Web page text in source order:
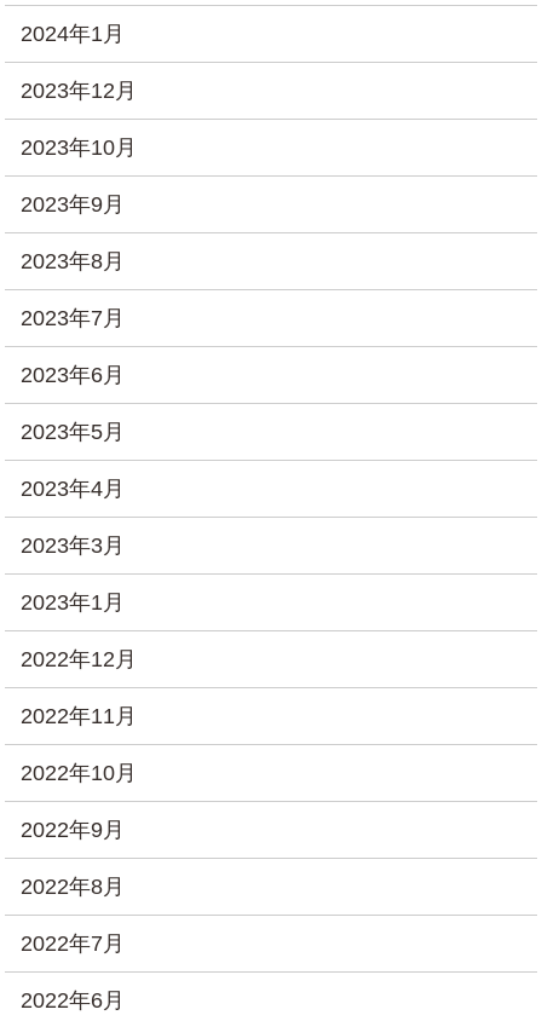
2024年1月
2023年12月
2023年10月
2023年9月
2023年8月
2023年7月
2023年6月
2023年5月
2023年4月
2023年3月
2023年1月
2022年12月
2022年11月
2022年10月
2022年9月
2022年8月
2022年7月
2022年6月